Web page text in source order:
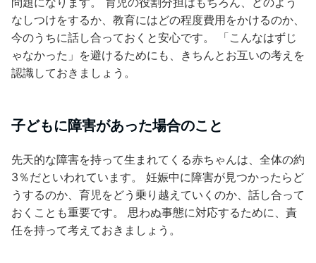
なしつけをするか、教育にはどの程度費用をかけるのか、
今のうちに話し合っておくと安心です。 「こんなはずじ
ゃなかった」を避けるためにも、きちんとお互いの考えを
認識しておきましょう。
子どもに障害があった場合のこと
先天的な障害を持って生まれてくる赤ちゃんは、全体の約
3％だといわれています。 妊娠中に障害が見つかったらど
うするのか、育児をどう乗り越えていくのか、話し合って
おくことも重要です。 思わぬ事態に対応するために、責
任を持って考えておきましょう。